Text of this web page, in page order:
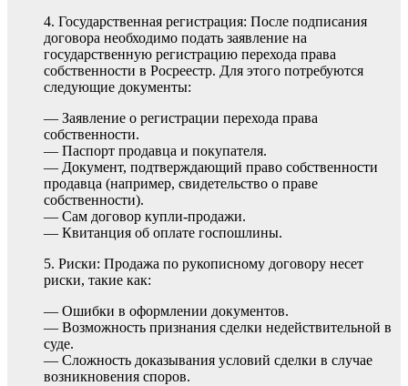
4. Государственная регистрация: После подписания
договора необходимо подать заявление на
государственную регистрацию перехода права
собственности в Росреестр. Для этого потребуются
следующие документы:
— Заявление о регистрации перехода права
собственности.
— Паспорт продавца и покупателя.
— Документ, подтверждающий право собственности
продавца (например, свидетельство о праве
собственности).
— Сам договор купли-продажи.
— Квитанция об оплате госпошлины.
5. Риски: Продажа по рукописному договору несет
риски, такие как:
— Ошибки в оформлении документов.
— Возможность признания сделки недействительной в
суде.
— Сложность доказывания условий сделки в случае
возникновения споров.